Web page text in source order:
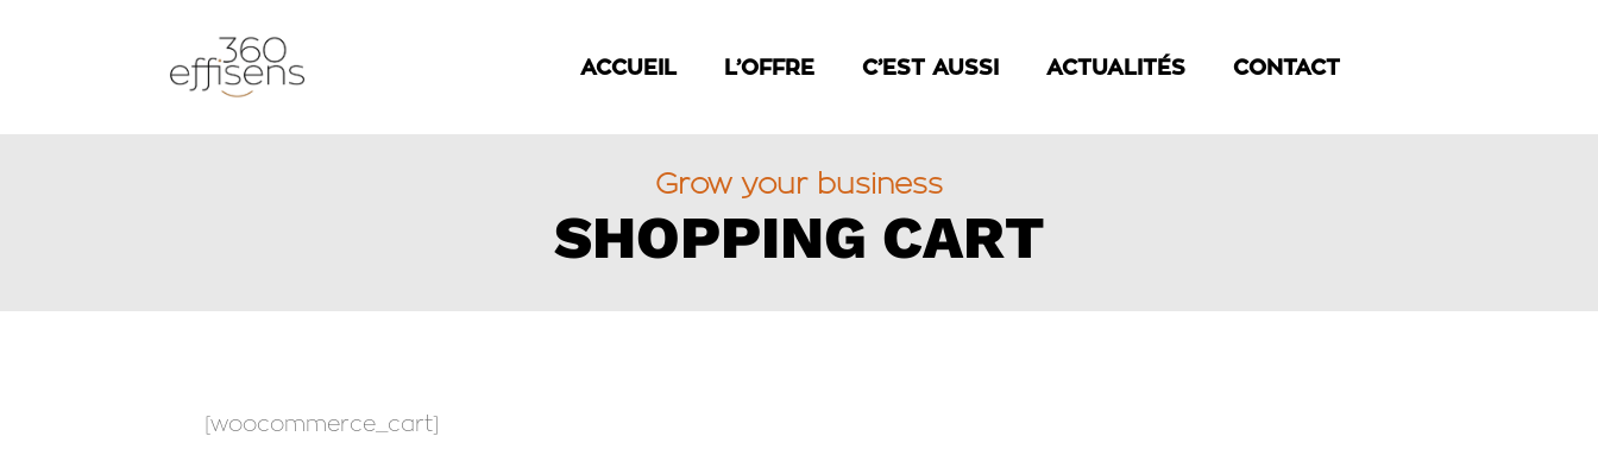
ACCUEIL L’OFFRE C’EST AUSSI ACTUALITÉS CONTACT
Grow your business
SHOPPING CART
[woocommerce_cart]